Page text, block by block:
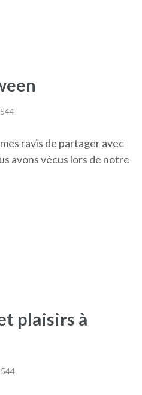
ravis de partager avec
avons vécus lors de notre
plaisirs à